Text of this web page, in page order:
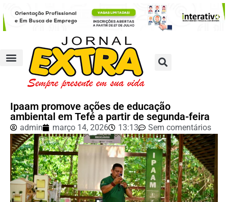
Ipaam promove ações de educação
ambiental em Tefé a partir de segunda-feira
admin março 14, 2026 13:13 Sem comentários